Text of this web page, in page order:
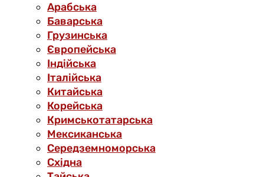
Арабська
Баварська
Грузинська
Європейська
Індійська
Італійська
Китайська
Корейська
Кримськотатарська
Мексиканська
Середземноморська
Східна